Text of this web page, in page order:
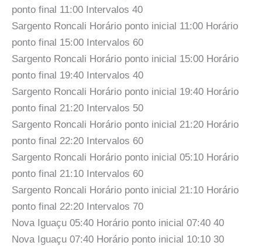
ponto final 11:00 Intervalos 40
Sargento Roncali Horário ponto inicial 11:00 Horário
ponto final 15:00 Intervalos 60
Sargento Roncali Horário ponto inicial 15:00 Horário
ponto final 19:40 Intervalos 40
Sargento Roncali Horário ponto inicial 19:40 Horário
ponto final 21:20 Intervalos 50
Sargento Roncali Horário ponto inicial 21:20 Horário
ponto final 22:20 Intervalos 60
Sargento Roncali Horário ponto inicial 05:10 Horário
ponto final 21:10 Intervalos 60
Sargento Roncali Horário ponto inicial 21:10 Horário
ponto final 22:20 Intervalos 70
Nova Iguaçu 05:40 Horário ponto inicial 07:40 40
Nova Iguaçu 07:40 Horário ponto inicial 10:10 30